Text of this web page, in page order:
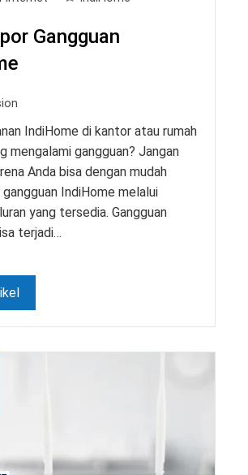
Gangguan
IndiHome di kantor atau rumah
mengalami gangguan? Jangan
Anda bisa dengan mudah
IndiHome melalui
yang tersedia. Gangguan
terjadi…